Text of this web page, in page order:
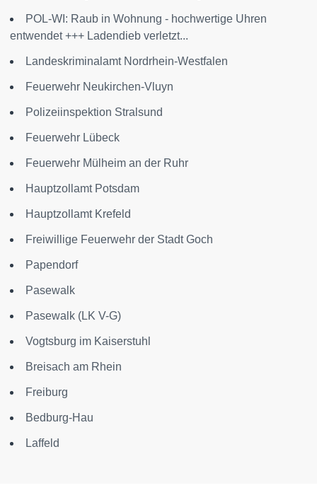
POL-WI: Raub in Wohnung - hochwertige Uhren
entwendet +++ Ladendieb verletzt...
Landeskriminalamt Nordrhein-Westfalen
Feuerwehr Neukirchen-Vluyn
Polizeiinspektion Stralsund
Feuerwehr Lübeck
Feuerwehr Mülheim an der Ruhr
Hauptzollamt Potsdam
Hauptzollamt Krefeld
Freiwillige Feuerwehr der Stadt Goch
Papendorf
Pasewalk
Pasewalk (LK V-G)
Vogtsburg im Kaiserstuhl
Breisach am Rhein
Freiburg
Bedburg-Hau
Laffeld